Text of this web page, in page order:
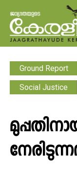
Ground Report
Social Justice